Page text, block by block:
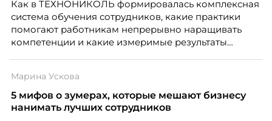
Как в ТЕХНОНИКОЛЬ формировалась комплексная
система обучения сотрудников, какие практики
помогают работникам непрерывно наращивать
компетенции и какие измеримые результаты
закупкам направления «Минеральная изоляция»
компании ТЕХНОНИКОЛЬ.
Марина Ускова
5 мифов о зумерах, которые мешают бизнесу
нанимать лучших сотрудников